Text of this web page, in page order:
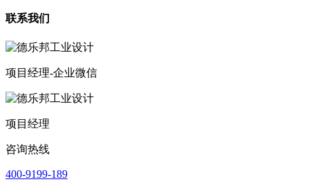
联系我们
项目经理-企业微信
项目经理
咨询热线
400-9199-189